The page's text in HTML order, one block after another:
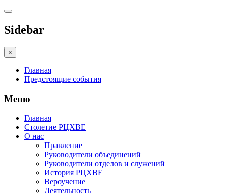
Sidebar
×
Главная
Предстоящие события
Меню
Главная
Столетие РЦХВЕ
О нас
Правление
Руководители объединений
Руководители отделов и служений
История РЦХВЕ
Вероучение
Деятельность